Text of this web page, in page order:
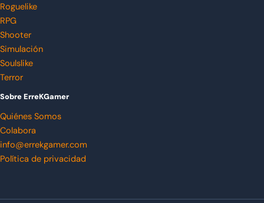
Roguelike
RPG
Shooter
Simulación
Soulslike
Terror
Sobre ErreKGamer
Quiénes Somos
Colabora
info@errekgamer.com
Política de privacidad